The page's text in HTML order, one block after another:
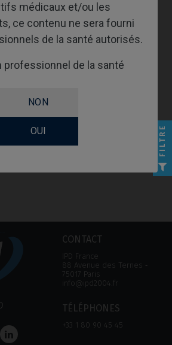
médicaux et/ou les
ce contenu ne sera fourni
de la santé autorisés.
professionnel de la santé
NON
OUI
CONTACT
IPD France
88 Avenue des Ternes ‑
75017 Paris
info@ipd2004.fr
TÉLÉPHONES
+33 1 80 90 45 45
FILTRE